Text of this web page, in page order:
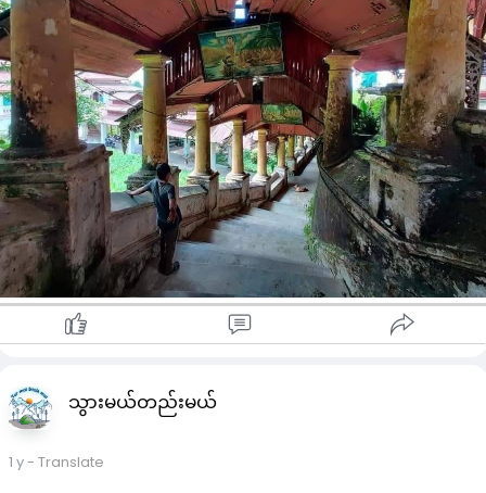
သွားမယ်တည်းမယ်
1 y- Translate